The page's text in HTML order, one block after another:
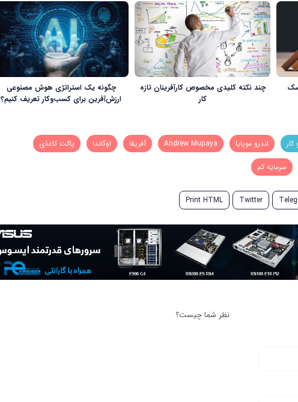
چند نکته کلیدی مخصوص کارآفرینان تازه
‌کار
چگونه یک استراتژی هوش مصنوعی
ارزش‌آفرین برای کسب‌وکار تعریف کنیم؟
اندرو موپایا Andrew Mupaya آفریقا اوگاندا پاکت کاغذی
سرمایه کم
Twitter
Print HTML
نظر شما چیست؟